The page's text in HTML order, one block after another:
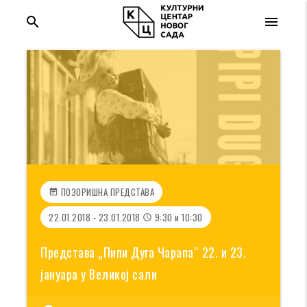
menu
search
event_note ПОЗОРИШНА ПРЕДСТАВА
22.01.2018 - 23.01.2018 access_time 9:30 и 10:30
Представа „Пипи Дуга Чарапа“ 22. и 23.
јануара у Великој сали